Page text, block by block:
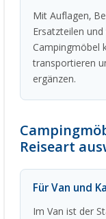
Mit Auflagen,
Ersatzteilen
Campingmöbel
transportieren
ergänzen.
Reiseart
Für Van und
Im Van ist der